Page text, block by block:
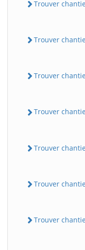
Trouver
Trouver
Trouver
Trouver
Trouver
Trouver
Trouver